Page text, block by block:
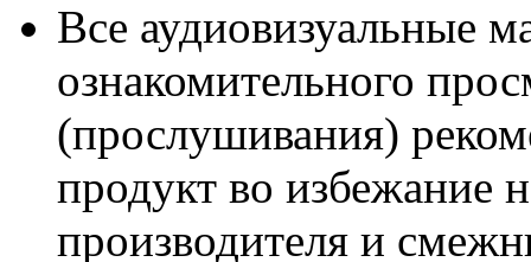
Все аудиовизуальные
ознакомительного
(прослушивания)
продукт во избежание
производителя и